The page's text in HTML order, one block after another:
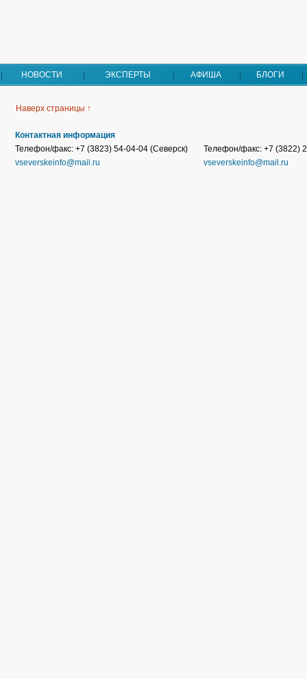
НОВОСТИ ЭКСПЕРТЫ АФИША БЛОГИ
Наверх страницы ↑
Контактная информация
Телефон/факс: +7 (3823) 54-04-04 (Северск)
vseverskeinfo@mail.ru
Телефон/факс: +7 (3822)
vseverskeinfo@mail.ru